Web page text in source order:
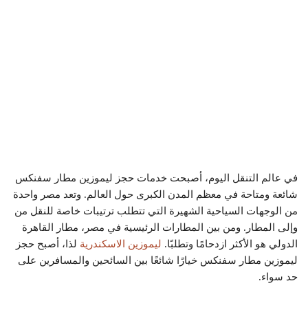
في عالم التنقل اليوم، أصبحت خدمات حجز ليموزين مطار سفنكس
شائعة ومتاحة في معظم المدن الكبرى حول العالم. وتعد مصر واحدة
من الوجهات السياحية الشهيرة التي تتطلب ترتيبات خاصة للنقل من
وإلى المطار. ومن بين المطارات الرئيسية في مصر، مطار القاهرة
الدولي هو الأكثر ازدحامًا وتطلبًا. ليموزين الاسكندرية لذا، أصبح حجز
ليموزين مطار سفنكس خيارًا شائعًا بين السائحين والمسافرين على
حد سواء.